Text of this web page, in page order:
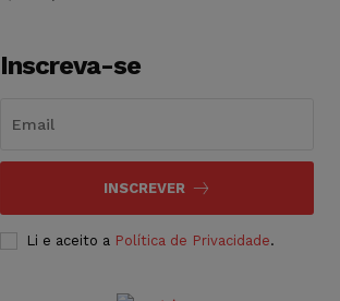
Inscreva-se
INSCREVER
Li e aceito a Política de Privacidade.